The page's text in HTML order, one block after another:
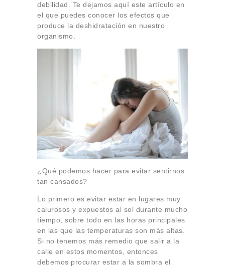
debilidad. Te dejamos aquí este artículo en
el que puedes conocer los efectos que
produce la deshidratación en nuestro
organismo.
¿Qué podemos hacer para evitar sentirnos
tan cansados?
Lo primero es evitar estar en lugares muy
calurosos y expuestos al sol durante mucho
tiempo, sobre todo en las horas principales
en las que las temperaturas son más altas.
Si no tenemos más remedio que salir a la
calle en estos momentos, entonces
debemos procurar estar a la sombra el